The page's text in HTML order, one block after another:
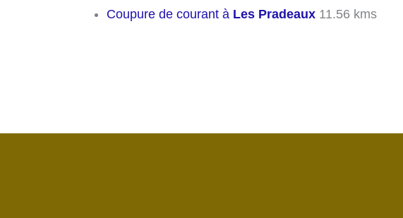
Coupure de courant à Les Pradeaux 11.56 kms